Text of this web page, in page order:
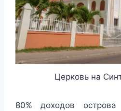
Церковь на
80% доходов